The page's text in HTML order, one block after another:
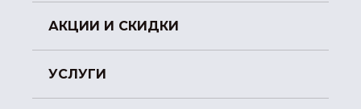
АКЦИИ И СКИДКИ
УСЛУГИ